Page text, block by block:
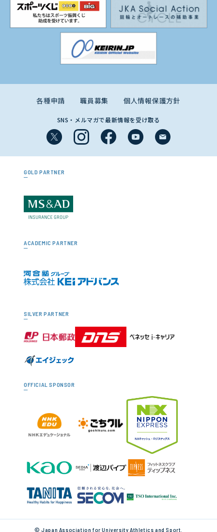
各種申請 職員募集 個人情報保護方針
SNS・メルマガで最新情報を受け取る
GOLD PARTNER
ACADEMIC PARTNER
SILVER PARTNER
OFFICIAL SPONSOR
© Japan Association for University Athletics and Sport.